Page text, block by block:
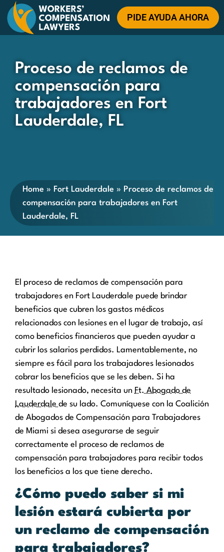
PIDE AYUDA AHORA
Proceso de reclamos de
compensación para
trabajadores en Fort
Lauderdale, FL
Home » Fort Lauderdale » Proceso de reclamos de
compensación para trabajadores en Fort
Lauderdale, FL
El proceso de reclamos de compensación para
trabajadores en Fort Lauderdale puede brindar
beneficios que cubren los gastos médicos
relacionados con lesiones en el lugar de trabajo, así
como beneficios financieros que pueden ayudar a
cubrir los salarios perdidos. Lamentablemente, no
siempre es fácil para los trabajadores lesionados
cobrar los beneficios que se les deben. Si ha
resultado lesionado, necesita un Ft. Abogado de
Lauderdale de su lado. Comuníquese con la Coalición
de Abogados de Compensación para Trabajadores
de Miami si desea asegurarse de seguir
correctamente el proceso de reclamos de
compensación para trabajadores para recibir todos
los beneficios a los que tiene derecho.
¿Cómo puedo saber si mi
lesión estará cubierta por
un reclamo de compensación
para trabajadores?